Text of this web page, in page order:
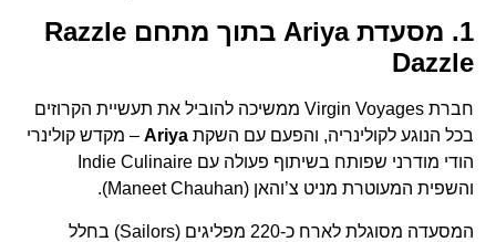
1. מסעדת Ariya בתוך מתחם Razzle
Dazzle
חברת Virgin Voyages ממשיכה להוביל את תעשיית הקרוזים
בכל הנוגע לקולינריה, והפעם עם השקתAriya– מקדש קולינרי
הודי מודרני שפותח בשיתוף פעולה עם Indie Culinaire
והשפית המעוטרת מניט צ’והאן (Maneet Chauhan).
המסעדה מסוגלת לארח כ-220 מפליגים (Sailors) בחלל